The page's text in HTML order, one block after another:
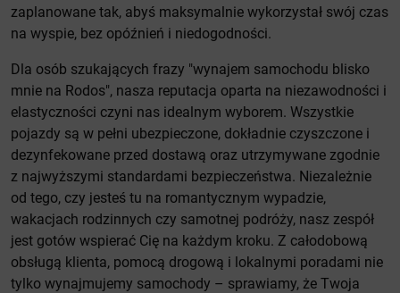
zaplanowane tak, abyś maksymalnie wykorzystał swój czas
na wyspie, bez opóźnień i niedogodności.
Dla osób szukających frazy "wynajem samochodu blisko
mnie na Rodos", nasza reputacja oparta na niezawodności i
elastyczności czyni nas idealnym wyborem. Wszystkie
pojazdy są w pełni ubezpieczone, dokładnie czyszczone i
dezynfekowane przed dostawą oraz utrzymywane zgodnie
z najwyższymi standardami bezpieczeństwa. Niezależnie
od tego, czy jesteś tu na romantycznym wypadzie,
wakacjach rodzinnych czy samotnej podróży, nasz zespół
jest gotów wspierać Cię na każdym kroku. Z całodobową
obsługą klienta, pomocą drogową i lokalnymi poradami nie
tylko wynajmujemy samochody – sprawiamy, że Twoja